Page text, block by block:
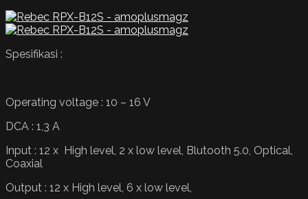
Spesifikasi :
Operating voltage : 10 – 16 V
DCA : 1,3 A
Input : 12 x High level, 2 x low level, Blutooth 5.0, Optical,
Coaxial
Output : 12 x High level, 6 x low level,